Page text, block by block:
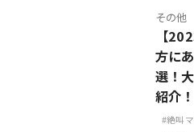
その他
【
方に
選！
紹介！
絶叫